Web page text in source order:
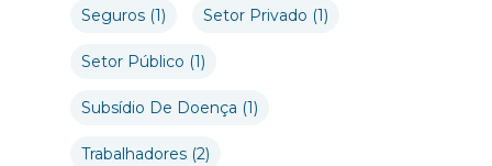
Seguros (1) Setor Privado (1)
Setor Público (1)
Subsídio De Doença (1)
Trabalhadores (2)